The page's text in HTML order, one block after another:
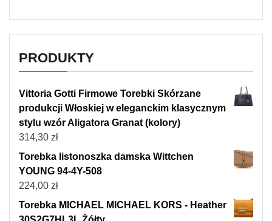
PRODUKTY
Vittoria Gotti Firmowe Torebki Skórzane
produkcji Włoskiej w eleganckim klasycznym
stylu wzór Aligatora Granat (kolory)
314,30 zł
Torebka listonoszka damska Wittchen
YOUNG 94-4Y-508
224,00 zł
Torebka MICHAEL MICHAEL KORS - Heather